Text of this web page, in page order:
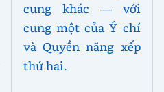
cung khác — với
cung một của Ý chí
và Quyền năng xếp
thứ hai.